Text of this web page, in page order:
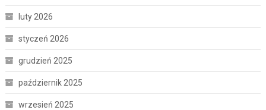
luty 2026
styczeń 2026
grudzień 2025
październik 2025
wrzesień 2025